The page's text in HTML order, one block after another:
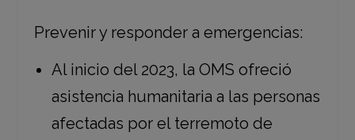
Prevenir y responder a emergencias:
Al inicio del 2023, la OMS ofreció
asistencia humanitaria a las personas
afectadas por el terremoto de